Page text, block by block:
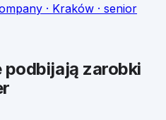
· Kraków · senior
podbijają zarobki